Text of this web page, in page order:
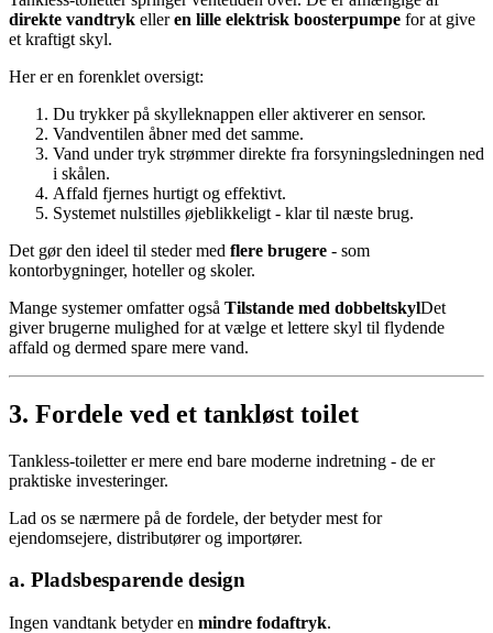
direkte vandtryk elleren lille elektrisk boosterpumpe for at give
et kraftigt skyl.
Her er en forenklet oversigt:
Du trykker på skylleknappen eller aktiverer en sensor.
Vandventilen åbner med det samme.
Vand under tryk strømmer direkte fra forsyningsledningen ned
i skålen.
Affald fjernes hurtigt og effektivt.
Systemet nulstilles øjeblikkeligt - klar til næste brug.
Det gør den ideel til steder med flere brugere - som
kontorbygninger, hoteller og skoler.
Mange systemer omfatter også Tilstande med dobbeltskylDet
giver brugerne mulighed for at vælge et lettere skyl til flydende
affald og dermed spare mere vand.
3. Fordele ved et tankløst toilet
Tankless-toiletter er mere end bare moderne indretning - de er
praktiske investeringer.
Lad os se nærmere på de fordele, der betyder mest for
ejendomsejere, distributører og importører.
a. Pladsbesparende design
Ingen vandtank betyder en mindre fodaftryk.